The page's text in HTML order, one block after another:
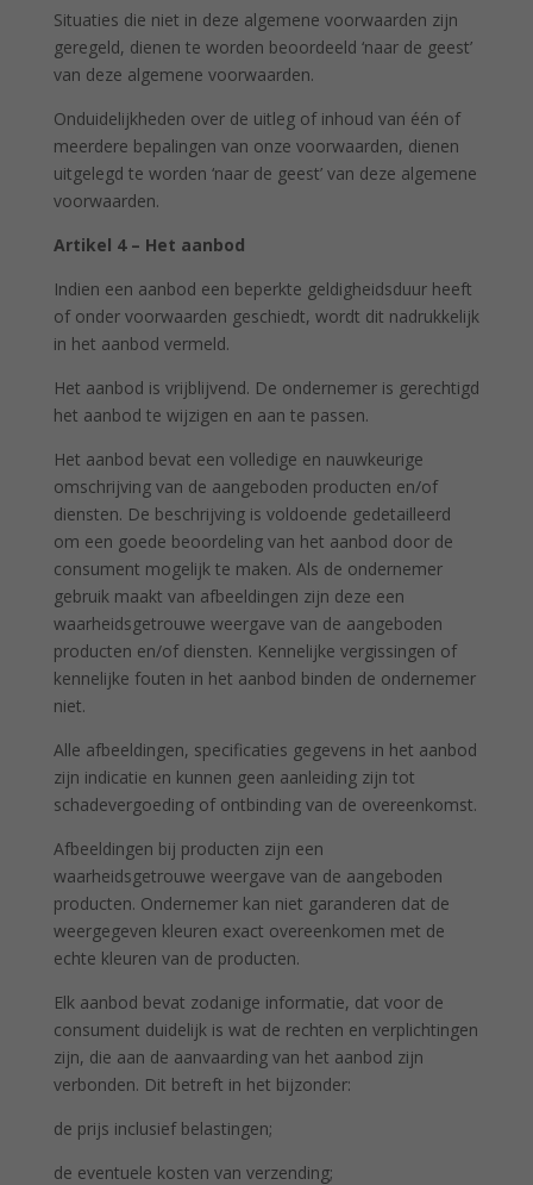
Situaties die niet in deze algemene voorwaarden zijn
geregeld, dienen te worden beoordeeld ‘naar de geest’
van deze algemene voorwaarden.
Onduidelijkheden over de uitleg of inhoud van één of
meerdere bepalingen van onze voorwaarden, dienen
uitgelegd te worden ‘naar de geest’ van deze algemene
voorwaarden.
Artikel 4 – Het aanbod
Indien een aanbod een beperkte geldigheidsduur heeft
of onder voorwaarden geschiedt, wordt dit nadrukkelijk
in het aanbod vermeld.
Het aanbod is vrijblijvend. De ondernemer is gerechtigd
het aanbod te wijzigen en aan te passen.
Het aanbod bevat een volledige en nauwkeurige
omschrijving van de aangeboden producten en/of
diensten. De beschrijving is voldoende gedetailleerd
om een goede beoordeling van het aanbod door de
consument mogelijk te maken. Als de ondernemer
gebruik maakt van afbeeldingen zijn deze een
waarheidsgetrouwe weergave van de aangeboden
producten en/of diensten. Kennelijke vergissingen of
kennelijke fouten in het aanbod binden de ondernemer
niet.
Alle afbeeldingen, specificaties gegevens in het aanbod
zijn indicatie en kunnen geen aanleiding zijn tot
schadevergoeding of ontbinding van de overeenkomst.
Afbeeldingen bij producten zijn een
waarheidsgetrouwe weergave van de aangeboden
producten. Ondernemer kan niet garanderen dat de
weergegeven kleuren exact overeenkomen met de
echte kleuren van de producten.
Elk aanbod bevat zodanige informatie, dat voor de
consument duidelijk is wat de rechten en verplichtingen
zijn, die aan de aanvaarding van het aanbod zijn
verbonden. Dit betreft in het bijzonder:
de prijs inclusief belastingen;
de eventuele kosten van verzending;